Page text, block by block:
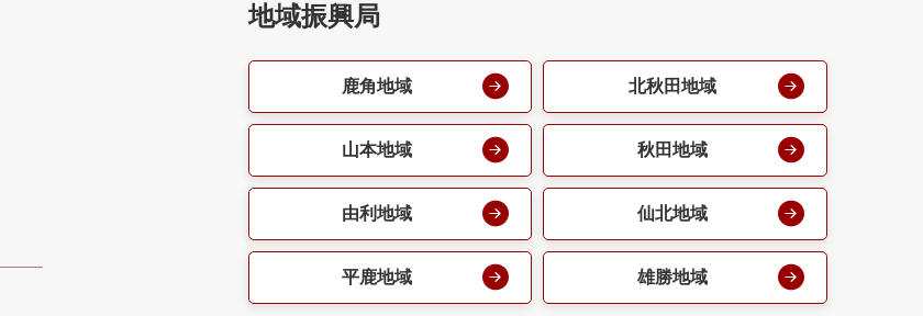
地域振興局
鹿角地域 北秋田地域
山本地域 秋田地域
由利地域 仙北地域
平鹿地域 雄勝地域